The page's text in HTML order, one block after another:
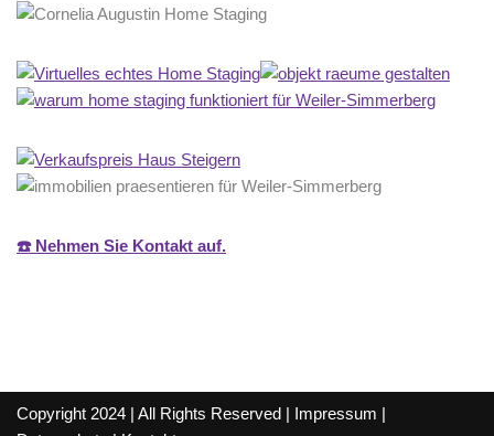
☎️ Nehmen Sie Kontakt auf.
Copyright 2024 | All Rights Reserved | Impressum |